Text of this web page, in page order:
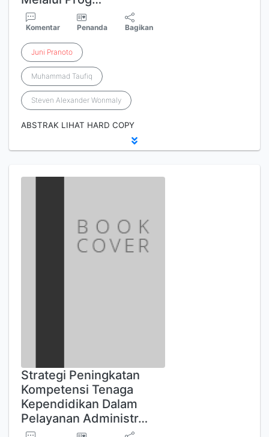
Komentar Penanda Bagikan
Juni Pranoto
Muhammad Taufiq
Steven Alexander Wonmaly
ABSTRAK LIHAT HARD COPY
Strategi Peningkatan
Kompetensi Tenaga
Kependidikan Dalam
Pelayanan Administr…